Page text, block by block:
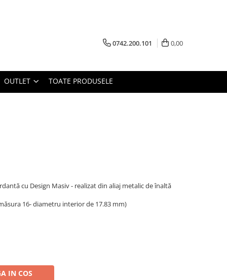
0742.200.101 0,00
OUTLET TOATE PRODUSELE
cu Design Masiv - realizat din aliaj metalic de înaltă
16- diametru interior de 17.83 mm)
IN COS